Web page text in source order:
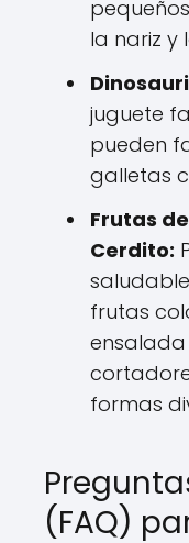
la nariz y
juguete
pueden
galletas
Frutas
Cerdito:
frutas
ensalada
formas
(FAQ)